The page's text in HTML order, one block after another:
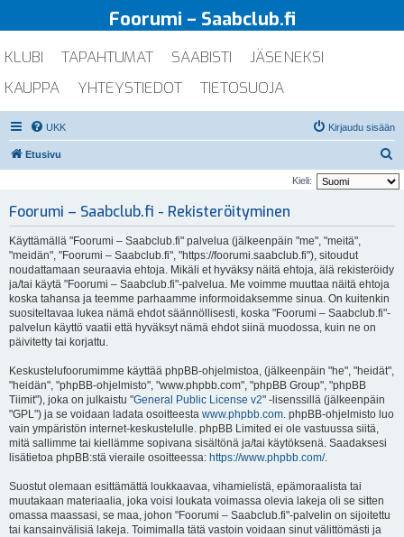
Foorumi – Saabclub.fi
KLUBI TAPAHTUMAT SAABISTI
JÄSENEKSI
KAUPPA
YHTEYSTIEDOT TIETOSUOJA
UKK Kirjaudu sisään
Etusivu
t
Kieli:
Foorumi – Saabclub.fi - Rekisteröityminen
Käyttämällä "Foorumi – Saabclub.fi" palvelua (jälkeenpäin "me", "meitä",
"meidän", "Foorumi – Saabclub.fi", "https://foorumi.saabclub.fi"), sitoudut
noudattamaan seuraavia ehtoja. Mikäli et hyväksy näitä ehtoja, älä rekisteröidy
ja/tai käytä "Foorumi – Saabclub.fi"-palvelua. Me voimme muuttaa näitä ehtoja
koska tahansa ja teemme parhaamme informoidaksemme sinua. On kuitenkin
suositeltavaa lukea nämä ehdot säännöllisesti, koska "Foorumi – Saabclub.fi"-
palvelun käyttö vaatii että hyväksyt nämä ehdot siinä muodossa, kuin ne on
päivitetty tai korjattu.
Keskustelufoorumimme käyttää phpBB-ohjelmistoa, (jälkeenpäin "he", "heidät",
"heidän", "phpBB-ohjelmisto", "www.phpbb.com", "phpBB Group", "phpBB
Tiimit"), joka on julkaistu "General Public License v2" -lisenssillä (jälkeenpäin
"GPL") ja se voidaan ladata osoitteesta www.phpbb.com. phpBB-ohjelmisto luo
vain ympäristön internet-keskustelulle. phpBB Limited ei ole vastuussa siitä,
mitä sallimme tai kiellämme sopivana sisältönä ja/tai käytöksenä. Saadaksesi
lisätietoa phpBB:stä vieraile osoitteessa: https://www.phpbb.com/.
Suostut olemaan esittämättä loukkaavaa, vihamielistä, epämoraalista tai
muutakaan materiaalia, joka voisi loukata voimassa olevia lakeja oli se sitten
omassa maassasi, se maa, johon "Foorumi – Saabclub.fi"-palvelin on sijoitettu
tai kansainvälisiä lakeja. Toimimalla tätä vastoin voidaan sinut välittömästi ja